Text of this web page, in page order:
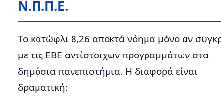
Ν.Π.Π.Ε.
Το κατώφλι 8,26 αποκτά νόημα μόνο αν
με τις ΕΒΕ αντίστοιχων προγραμμάτων στα
δημόσια πανεπιστήμια. Η διαφορά είναι
δραματική: